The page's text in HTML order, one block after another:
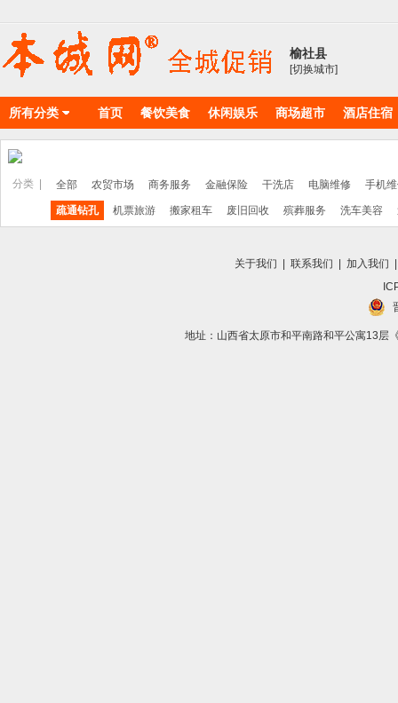
榆社县
[切换城市]
所有分类 首页 餐饮美食 休闲娱乐 商场超市 酒店住宿
物料耗材 丽人美店
分类 | 全部 农贸市场 商务服务 金融保险 干洗店 电脑维修 手机
疏通钻孔 机票旅游 搬家租车 废旧回收 殡葬服务 洗车美容
关于我们 联系我们 加入我们
地址：山西省太原市和平南路和平公寓13